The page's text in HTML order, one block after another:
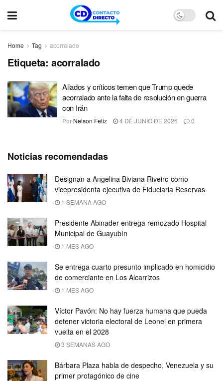
Home Tag acorralado
Etiqueta: acorralado
Aliados y críticos temen que Trump quede
acorralado ante la falta de resolución en guerra
con Irán
Por Nelson Feliz 4 DE JUNIO DE 2026 0
Noticias recomendadas
Designan a Angelina Biviana Riveiro como
vicepresidenta ejecutiva de Fiduciaria Reservas
1 SEMANA AGO
Presidente Abinader entrega remozado Hospital
Municipal de Guayubín
1 MES AGO
Se entrega cuarto presunto implicado en homicidio
de comerciante en Los Alcarrizos
1 MES AGO
Víctor Pavón: No hay fuerza humana que pueda
detener victoria electoral de Leonel en primera
vuelta en el 2028
3 SEMANAS AGO
Bárbara Plaza habla de despecho, Venezuela y su
primer protagónico de cine